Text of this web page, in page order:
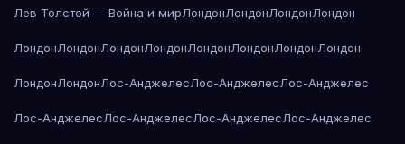
Лев Толстой — Война и мирЛондонЛондонЛондонЛондон
ЛондонЛондонЛондонЛондонЛондонЛондонЛондонЛондон
ЛондонЛондонЛос-АнджелесЛос-АнджелесЛос-Анджелес
Лос-АнджелесЛос-АнджелесЛос-АнджелесЛос-Анджелес